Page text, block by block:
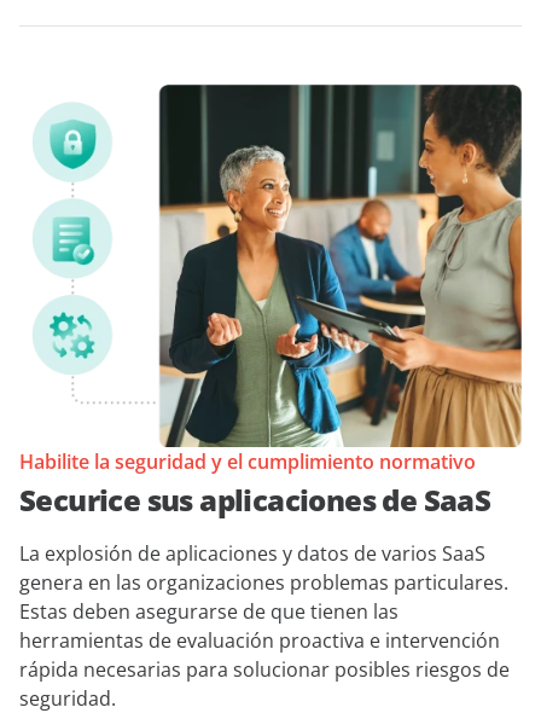
Habilite la seguridad y el cumplimiento normativo
Securice sus aplicaciones de SaaS
La explosión de aplicaciones y datos de varios SaaS
genera en las organizaciones problemas particulares.
Estas deben asegurarse de que tienen las
herramientas de evaluación proactiva e intervención
rápida necesarias para solucionar posibles riesgos de
seguridad.